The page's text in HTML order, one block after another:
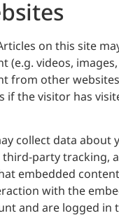
on this site
(e.g. videos,
from other
if the visitor has
collect data about
party tracking,
embedded
with the
and are logged in